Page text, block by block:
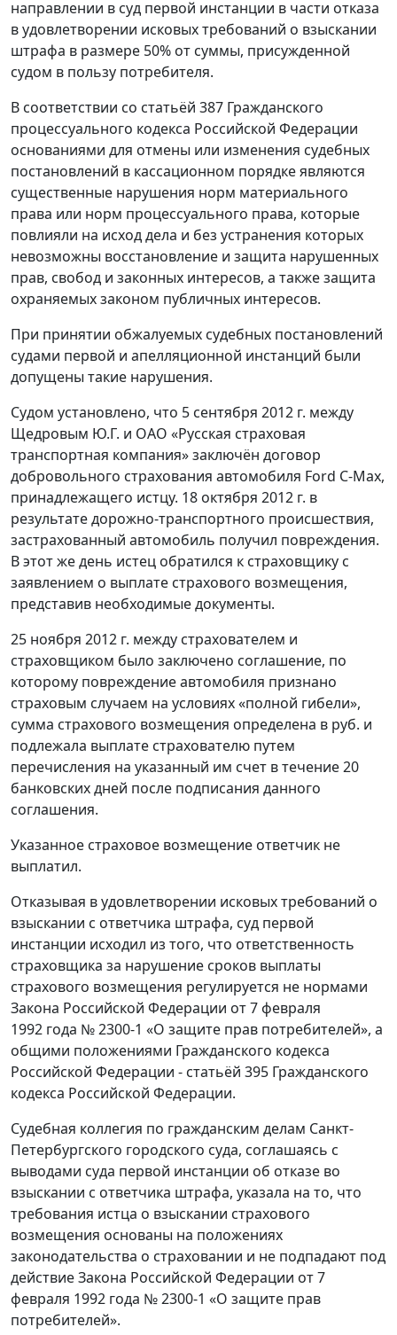
направлении в суд первой инстанции в части отказа
в удовлетворении исковых требований о взыскании
штрафа в размере 50% от суммы, присужденной
судом в пользу потребителя.
В соответствии со статьёй 387 Гражданского
процессуального кодекса Российской Федерации
основаниями для отмены или изменения судебных
постановлений в кассационном порядке являются
существенные нарушения норм материального
права или норм процессуального права, которые
повлияли на исход дела и без устранения которых
невозможны восстановление и защита нарушенных
прав, свобод и законных интересов, а также защита
охраняемых законом публичных интересов.
При принятии обжалуемых судебных постановлений
судами первой и апелляционной инстанций были
допущены такие нарушения.
Судом установлено, что 5 сентября 2012 г. между
Щедровым Ю.Г. и ОАО «Русская страховая
транспортная компания» заключён договор
добровольного страхования автомобиля Ford С-Max,
принадлежащего истцу. 18 октября 2012 г. в
результате дорожно-транспортного происшествия,
застрахованный автомобиль получил повреждения.
В этот же день истец обратился к страховщику с
заявлением о выплате страхового возмещения,
представив необходимые документы.
25 ноября 2012 г. между страхователем и
страховщиком было заключено соглашение, по
которому повреждение автомобиля признано
страховым случаем на условиях «полной гибели»,
сумма страхового возмещения определена в руб. и
подлежала выплате страхователю путем
перечисления на указанный им счет в течение 20
банковских дней после подписания данного
соглашения.
Указанное страховое возмещение ответчик не
выплатил.
Отказывая в удовлетворении исковых требований о
взыскании с ответчика штрафа, суд первой
инстанции исходил из того, что ответственность
страховщика за нарушение сроков выплаты
страхового возмещения регулируется не нормами
Закона Российской Федерации от 7 февраля
1992 года № 2300-1 «О защите прав потребителей», а
общими положениями Гражданского кодекса
Российской Федерации - статьёй 395 Гражданского
кодекса Российской Федерации.
Судебная коллегия по гражданским делам Санкт-
Петербургского городского суда, соглашаясь с
выводами суда первой инстанции об отказе во
взыскании с ответчика штрафа, указала на то, что
требования истца о взыскании страхового
возмещения основаны на положениях
законодательства о страховании и не подпадают под
действие Закона Российской Федерации от 7
февраля 1992 года № 2300-1 «О защите прав
потребителей».